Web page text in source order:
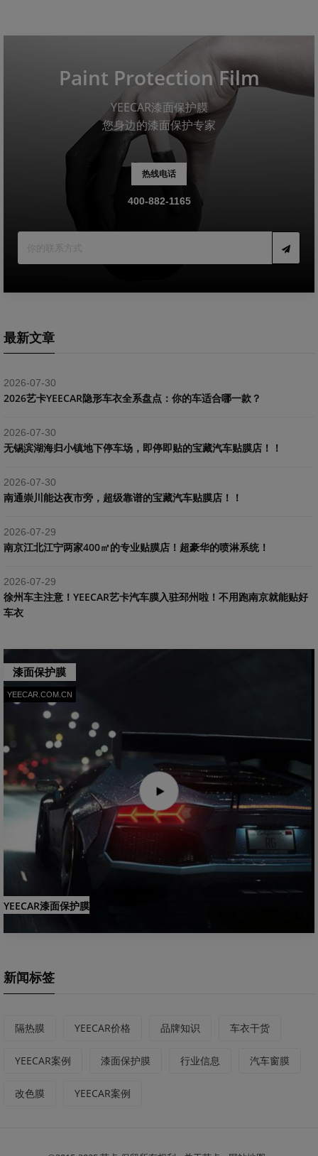
Paint Protection Film
YEECAR漆面保护膜
您身边的漆面保护专家
热线电话
400-882-1165
最新文章
2026-07-30
2026艺卡YEECAR隐形车衣全系盘点：你的车适合哪一款？
2026-07-30
​无锡滨湖海归小镇地下停车场，即停即贴的宝藏汽车贴膜店！！
2026-07-30
南通崇川能达夜市旁，超级靠谱的宝藏汽车贴膜店！！
2026-07-29
南京江北江宁两家400㎡的专业贴膜店！超豪华的喷淋系统！
2026-07-29
​徐州车主注意！YEECAR艺卡汽车膜入驻邳州啦！不用跑南京就能贴好
车衣
漆面保护膜
YEECAR.COM.CN
YEECAR漆面保护膜
新闻标签
隔热膜 YEECAR价格 品牌知识 车衣干货
YEECAR案例 漆面保护膜 行业信息 汽车窗膜
改色膜 YEECAR案例